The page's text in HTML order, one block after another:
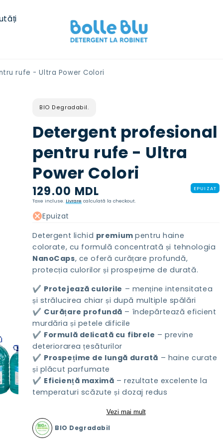
rufe - Ultra Power Colori
BIO Degradabil.
Detergent profesional
pentru rufe - Ultra
Power Colori
Preț
normal
129.00 MDL
EPUIZAT
Taxe incluse.Livrare calculată la checkout.
Epuizat
Detergent lichid premiumpentru haine
colorate, cu formulă concentrată și tehnologia
NanoCaps, ce oferă curățare profundă,
protecția culorilor și prospețime de durată.
✔️ Protejează culorile – menține intensitatea
și strălucirea chiar și după multiple spălări
✔️ Curățare profundă – îndepărtează eficient
murdăria și petele dificile
✔️ Formulă delicată cu fibrele – previne
deteriorarea țesăturilor
✔️ Prospețime de lungă durată – haine curate
și plăcut parfumate
✔️ Eficiență maximă – rezultate excelente la
temperaturi scăzute și dozaj redus
Vezi mai mult
BIO Degradabil